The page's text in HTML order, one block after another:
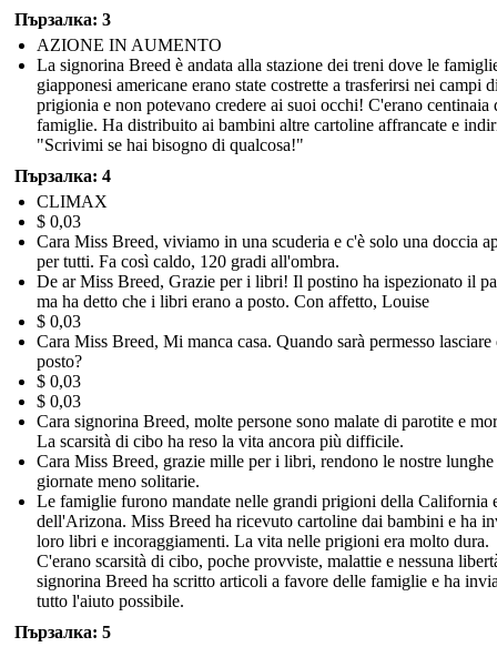
Пързалка: 3
AZIONE IN AUMENTO
La signorina Breed è andata alla stazione dei treni dove le
giapponesi americane erano state costrette a trasferirsi nei campi
prigionia e non potevano credere ai suoi occhi! C'erano centinaia
famiglie. Ha distribuito ai bambini altre cartoline affrancate e
"Scrivimi se hai bisogno di qualcosa!"
Пързалка: 4
CLIMAX
$ 0,03
Cara Miss Breed, viviamo in una scuderia e c'è solo una doccia
per tutti. Fa così caldo, 120 gradi all'ombra.
De ar Miss Breed, Grazie per i libri! Il postino ha ispezionato il
ma ha detto che i libri erano a posto. Con affetto, Louise
$ 0,03
Cara Miss Breed, Mi manca casa. Quando sarà permesso lasciare
posto?
$ 0,03
$ 0,03
Cara signorina Breed, molte persone sono malate di parotite e
La scarsità di cibo ha reso la vita ancora più difficile.
Cara Miss Breed, grazie mille per i libri, rendono le nostre lunghe
giornate meno solitarie.
Le famiglie furono mandate nelle grandi prigioni della California
dell'Arizona. Miss Breed ha ricevuto cartoline dai bambini e ha
loro libri e incoraggiamenti. La vita nelle prigioni era molto dura.
C'erano scarsità di cibo, poche provviste, malattie e nessuna
signorina Breed ha scritto articoli a favore delle famiglie e ha
tutto l'aiuto possibile.
Пързалка: 5